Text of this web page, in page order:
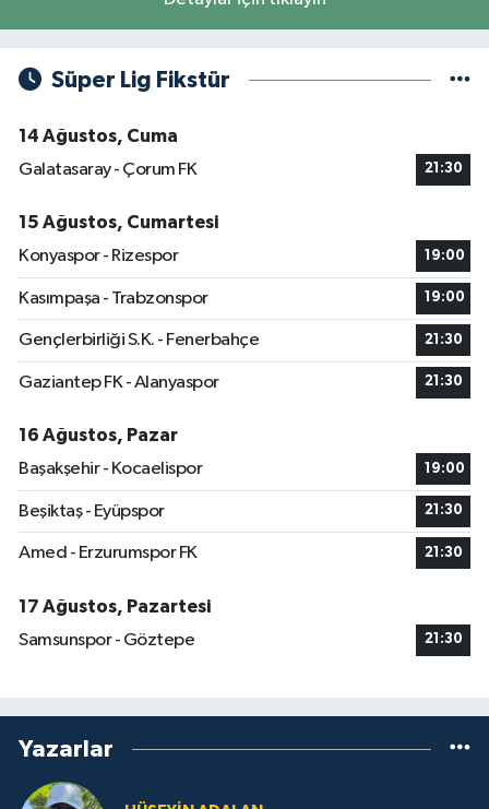
Süper Lig Fikstür
14 Ağustos, Cuma
Galatasaray - Çorum FK
21:30
15 Ağustos, Cumartesi
Konyaspor - Rizespor
19:00
Kasımpaşa - Trabzonspor 19:00
Gençlerbirliği S.K. - Fenerbahçe 21:30
Gaziantep FK - Alanyaspor 21:30
16 Ağustos, Pazar
Başakşehir - Kocaelispor
19:00
Beşiktaş - Eyüpspor 21:30
Amed - Erzurumspor FK 21:30
17 Ağustos, Pazartesi
Samsunspor - Göztepe
21:30
Yazarlar